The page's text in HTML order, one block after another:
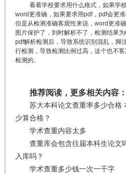
看看学校要求用什么格式，如果学
word更准确，如果要求用pdf，pdf会更准
但是从检测准确客观性来说，word更准
图片保护了，到时解析不了，检测结果
pdf解析检测后，导致系统识别混乱，脚
行检测，导致检测比例过高，这个也不
检测的。
推荐阅读，更多相关内容：
苏大本科论文查重率多少合格
少算合格？
学术查重内容太多
查重库会包含往届本科生论文
入库吗？
学术查重多少钱一次一千字